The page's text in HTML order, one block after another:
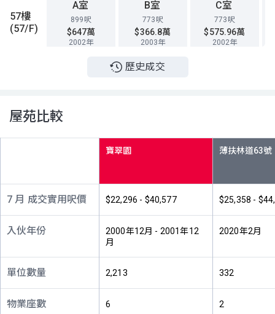
57樓
(57/F)
53樓
(53/F)
52樓
A室
899呎
$647萬
2002年
B室
773呎
$366.8萬
2003年
C室
773呎
$575.96萬
2002年
B室
773呎
A室 B室
2002年
C室
2016年
A室 B室 C室
772呎
歷史成交
屋苑比較
寶翠園
7 月 成交實用呎價 $22,296 - $40,577 $25,358 -
入伙年份
2000年12月 - 2001年12
月
2020年2月
單位數量 2,213 332
物業座數 6 2